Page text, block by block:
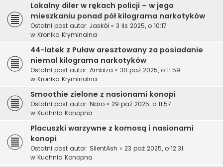
Lokalny diler w rękach policji – w jego
mieszkaniu ponad pół kilograma narkotyków
Ostatni post autor: Jaskół « 3 lis 2025, o 10:17
w Kronika Kryminalna
44-latek z Puław aresztowany za posiadanie
niemal kilograma narkotyków
Ostatni post autor: Ambiza « 30 paź 2025, o 11:59
w Kronika Kryminalna
Smoothie zielone z nasionami konopi
Ostatni post autor: Naro « 29 paź 2025, o 11:57
w Kuchnia Konopna
Placuszki warzywne z komosą i nasionami
konopi
Ostatni post autor: SilentAsh « 23 paź 2025, o 12:31
w Kuchnia Konopna